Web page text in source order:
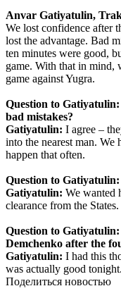
Anvar Gatiyatulin,
We lost confidence after
lost the advantage. Bad
ten minutes were good,
game. With that in mind,
game against Yugra.
Question to
bad mistakes?
Gatiyatulin: I agree –
into the nearest man. We
happen that often.
Question to Gatiyatulin:
Gatiyatulin: We wanted
clearance from the States.
Question to
Demchenko after the
Gatiyatulin: I had this
was actually good tonight.
Поделиться новостью